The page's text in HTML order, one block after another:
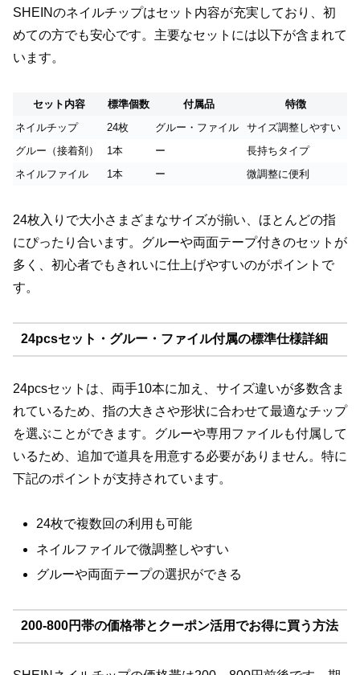
SHEINのネイルチップはセット内容が充実しており、初
めての方でも安心です。主要なセットには以下が含まれて
います。
セット内容 標準個数 付属品
特徴
ネイルチップ
24枚 グルー・ファイル
サイズ調整しやすい
グルー（接着剤）
1本 ー
長持ちタイプ
ネイルファイル
1本 ー 微調整に便利
24枚入りで大小さまざまなサイズが揃い、ほとんどの指
にぴったり合います。グルーや両面テープ付きのセットが
多く、初心者でもきれいに仕上げやすいのがポイントで
す。
24pcsセット・グルー・ファイル付属の標準仕様詳細
24pcsセットは、両手10本に加え、サイズ違いが多数含ま
れているため、指の大きさや形状に合わせて最適なチップ
を選ぶことができます。グルーや専用ファイルも付属して
いるため、追加で道具を用意する必要がありません。特に
下記のポイントが支持されています。
24枚で複数回の利用も可能
ネイルファイルで微調整しやすい
グルーや両面テープの選択ができる
200-800円帯の価格帯とクーポン活用でお得に買う方法